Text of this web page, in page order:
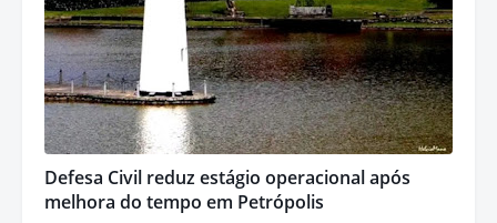
Defesa Civil reduz estágio operacional após
melhora do tempo em Petrópolis